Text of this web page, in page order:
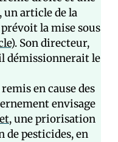
un article de la
la mise sous
. Son directeur,
démissionnerait le
en cause des
envisage
, une priorisation
de pesticides, en